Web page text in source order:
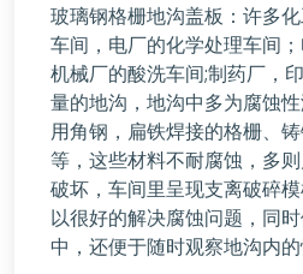
玻璃钢格栅地沟盖板：许多
车间，电厂的化学处理车间
机械厂的酸洗车间;制药厂，
量的地沟，地沟中多为腐蚀
用角钢，扁铁焊接的格栅、
等，这些材料不耐腐蚀，多
破坏，车间里呈现支离破碎
以很好的解决腐蚀问题，同
中，还便于随时观察地沟内的